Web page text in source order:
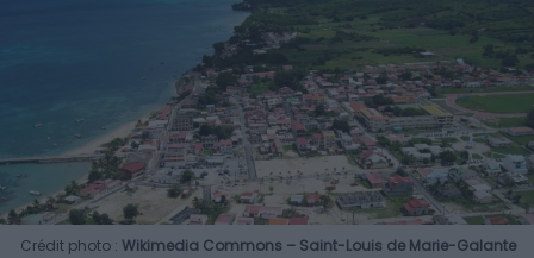
Crédit photo : Wikimedia Commons – Saint-Louis de Marie-Galante